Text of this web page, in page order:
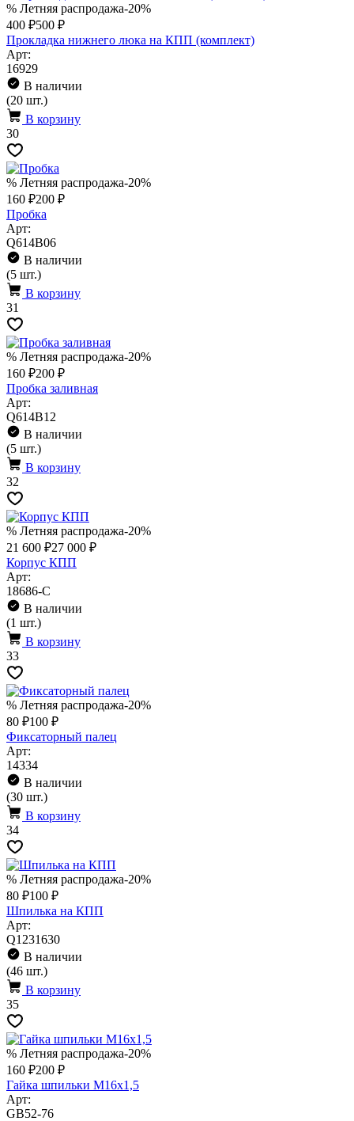
% Летняя распродажа-20%
400 ₽500 ₽
Прокладка нижнего люка на КПП (комплект)
Арт:
16929
В наличии
(20 шт.)
В корзину
30
% Летняя распродажа-20%
160 ₽200 ₽
Пробка
Арт:
Q614B06
В наличии
(5 шт.)
В корзину
31
% Летняя распродажа-20%
160 ₽200 ₽
Пробка заливная
Арт:
Q614B12
В наличии
(5 шт.)
В корзину
32
% Летняя распродажа-20%
21 600 ₽27 000 ₽
Корпус КПП
Арт:
18686-C
В наличии
(1 шт.)
В корзину
33
% Летняя распродажа-20%
80 ₽100 ₽
Фиксаторный палец
Арт:
14334
В наличии
(30 шт.)
В корзину
34
% Летняя распродажа-20%
80 ₽100 ₽
Шпилька на КПП
Арт:
Q1231630
В наличии
(46 шт.)
В корзину
35
% Летняя распродажа-20%
160 ₽200 ₽
Гайка шпильки М16х1,5
Арт:
GB52-76